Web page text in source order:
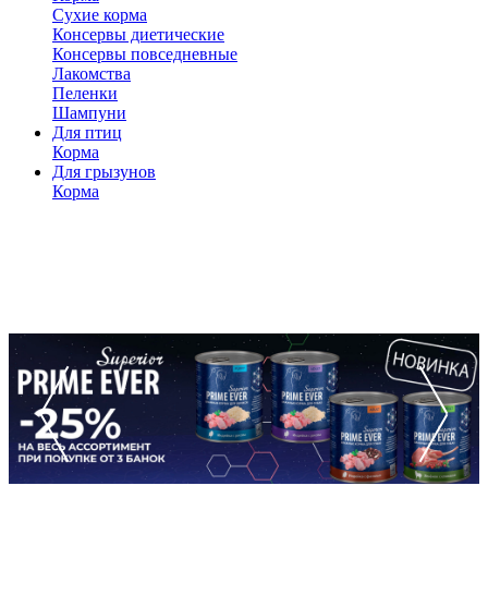
Сухие корма
Консервы диетические
Консервы повседневные
Лакомства
Пеленки
Шампуни
Для птиц
Корма
Для грызунов
Корма